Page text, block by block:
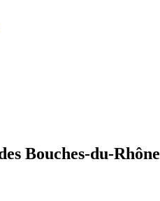
Bouches-du-Rhône